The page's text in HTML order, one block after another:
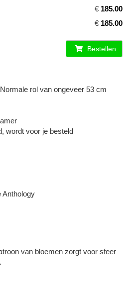
€ 185.00
€ 185.00
Bestellen
rol van ongeveer 53 cm
wordt voor je besteld
Anthology
van bloemen zorgt voor sfeer